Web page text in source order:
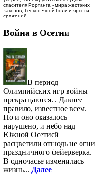
спасителя Рортанга - мира жестоких
законов, бесконечной боли и ярости
сражений...
Война в Осетии
В период
Олимпийских игр войны
прекращаются... Давнее
правило, известное всем.
Но и оно оказалось
нарушено, и небо над
Южной Осетией
расцветили отнюдь не огни
праздничного фейерверка.
В одночасье изменилась
жизнь... Далее